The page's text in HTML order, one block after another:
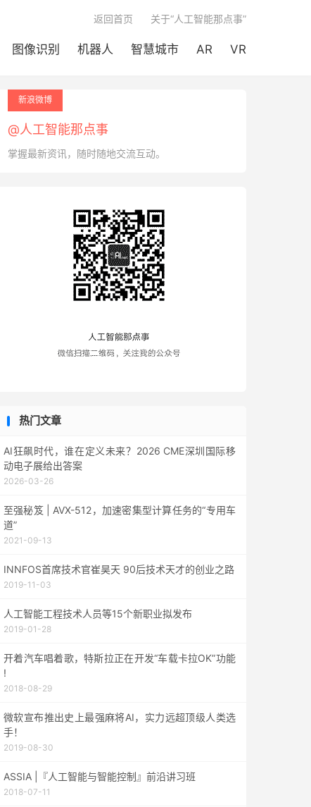
图像识别 机器人 智慧城市 AR VR
返回首页 关于“人工智能那点事”
新浪微博
@人工智能那点事
掌握最新资讯，随时随地交流互动。
热门文章
AI狂飙时代，谁在定义未来？2026 CME深圳国际移
动电子展给出答案
2026-03-26
至强秘笈 | AVX-512，加速密集型计算任务的“专用车
道”
2021-09-13
INNFOS首席技术官崔昊天 90后技术天才的创业之路
2019-11-03
人工智能工程技术人员等15个新职业拟发布
2019-01-28
开着汽车唱着歌，特斯拉正在开发“车载卡拉OK”功能
!
2018-08-29
微软宣布推出史上最强麻将AI，实力远超顶级人类选
手！
2019-08-30
ASSIA |『人工智能与智能控制』前沿讲习班
2018-07-11